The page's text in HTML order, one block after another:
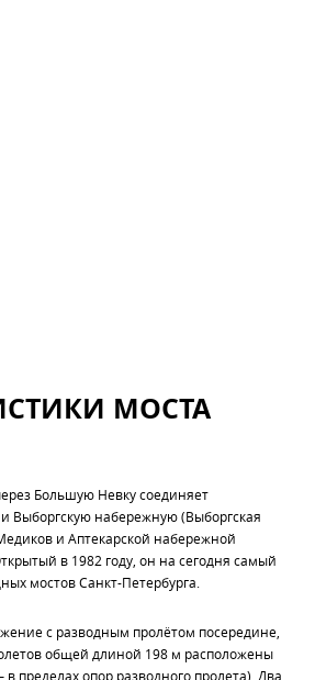
МОСТА
Большую Невку соединяет
Выборгскую набережную (Выборгская
и Аптекарской набережной
в 1982 году, он на сегодня самый
мостов Санкт-Петербурга.
с разводным пролётом посередине,
общей длиной 198 м расположены
пределах опор разводного пролета). Два